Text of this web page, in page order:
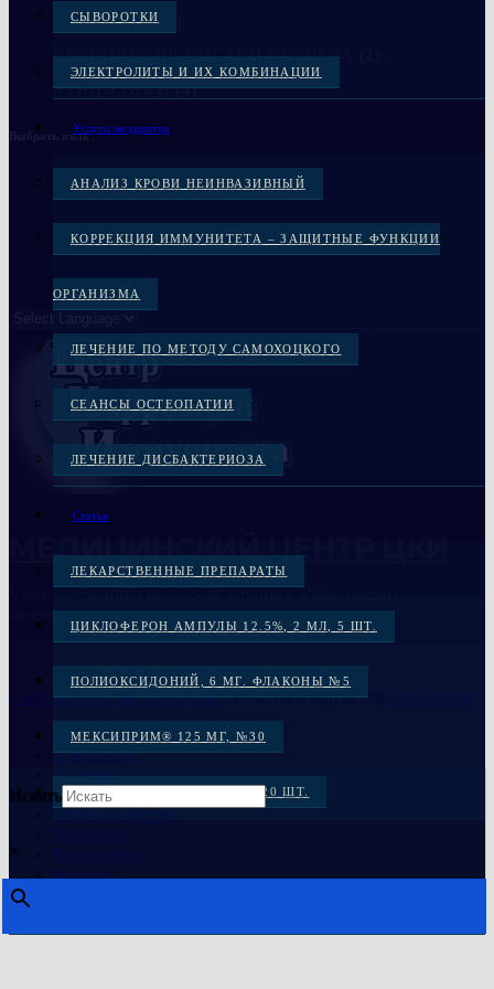
СЫВОРОТКИ
ЭЛЕКТРОЛИТЫ И ИХ КОМБИНАЦИИ
Услуги медцентра
АНАЛИЗ КРОВИ НЕИНВАЗИВНЫЙ
КОРРЕКЦИЯ ИММУНИТЕТА – ЗАЩИТНЫЕ ФУНКЦИИ
ОРГАНИЗМА
ЛЕЧЕНИЕ ПО МЕТОДУ САМОХОЦКОГО
СЕАНСЫ ОСТЕОПАТИИ
ЛЕЧЕНИЕ ДИСБАКТЕРИОЗА
Статьи
ЛЕКАРСТВЕННЫЕ ПРЕПАРАТЫ
ЦИКЛОФЕРОН АМПУЛЫ 12.5%, 2 МЛ, 5 ШТ.
ПОЛИОКСИДОНИЙ, 6 МГ. ФЛАКОНЫ №5
МЕКСИПРИМ® 125 МГ, №30
МЕКСИКОР КАПС. 100 МГ: 20 ШТ.
МЕКСИДОЛ, ТАБ. 125 МГ №30
Искать
×
МЕДЦЕНТР(6)
УКРЕПЛЕНИЕ КОСТЕЙ СКЕЛЕТА
ЭУБИОТИКИ(4)
Выбрать язык
МЕДИЦИНСКИЙ ЦЕНТР ЦКИ
колокольчик справа
Сайт работает на WordPress|Тема: Newsup, автор
Главная
В наличии
Под заказ
Распродажа
Сотрудничество
Контакты
Карта сайта
Корзина